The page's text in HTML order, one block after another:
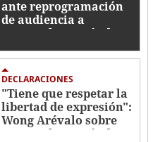
ante reprogramación
de audiencia a
Roosevelt Hernández:
notificado"
DECLARACIONES
"Tiene que respetar la
libertad de expresión":
Wong Arévalo sobre
Roosevelt Hernández